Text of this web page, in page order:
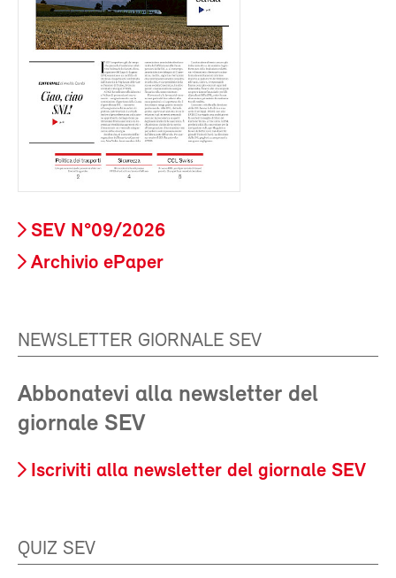
SEV N°09/2026
Archivio ePaper
NEWSLETTER GIORNALE SEV
Abbonatevi alla newsletter del
giornale SEV
Iscriviti alla newsletter del giornale SEV
QUIZ SEV